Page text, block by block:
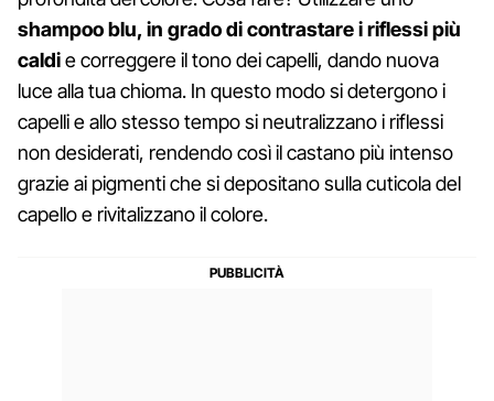
shampoo blu, in grado di contrastare i riflessi più
caldie correggere il tono dei capelli, dando nuova
luce alla tua chioma. In questo modo si detergono i
capelli e allo stesso tempo si neutralizzano i riflessi
non desiderati, rendendo così il castano più intenso
grazie ai pigmenti che si depositano sulla cuticola del
capello e rivitalizzano il colore.